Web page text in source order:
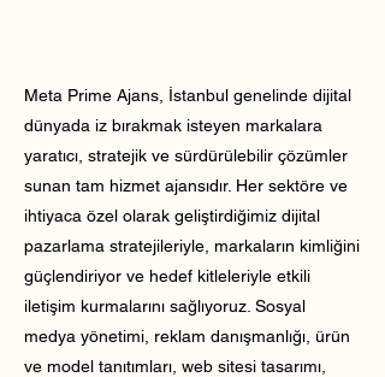
Meta Prime Ajans, İstanbul genelinde dijital
dünyada iz bırakmak isteyen markalara
yaratıcı, stratejik ve sürdürülebilir çözümler
sunan tam hizmet ajansıdır. Her sektöre ve
ihtiyaca özel olarak geliştirdiğimiz dijital
pazarlama stratejileriyle, markaların kimliğini
güçlendiriyor ve hedef kitleleriyle etkili
iletişim kurmalarını sağlıyoruz. Sosyal
medya yönetimi, reklam danışmanlığı, ürün
ve model tanıtımları, web sitesi tasarımı,